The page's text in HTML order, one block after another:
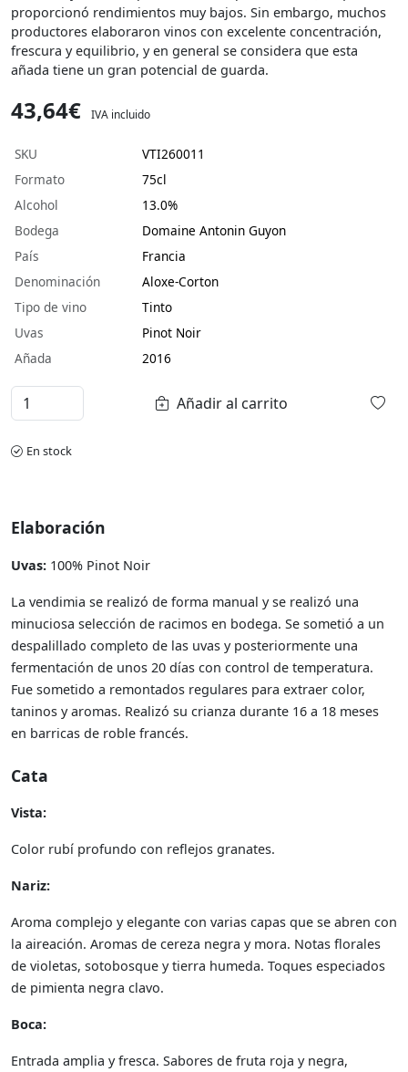
proporcionó rendimientos muy bajos. Sin embargo, muchos
productores elaboraron vinos con excelente concentración,
frescura y equilibrio, y en general se considera que esta
añada tiene un gran potencial de guarda.
43,64€ IVA incluido
SKU
VTI260011
Formato
75cl
Alcohol
13.0%
Bodega
Domaine Antonin Guyon
País
Francia
Denominación
Aloxe-Corton
Tipo de vino
Tinto
Uvas
Pinot Noir
Añada
2016
Añadir al carrito
En stock
Elaboración
Uvas: 100% Pinot Noir
La vendimia se realizó de forma manual y se realizó una
minuciosa selección de racimos en bodega. Se sometió a un
despalillado completo de las uvas y posteriormente una
fermentación de unos 20 días con control de temperatura.
Fue sometido a remontados regulares para extraer color,
taninos y aromas. Realizó su crianza durante 16 a 18 meses
en barricas de roble francés.
Cata
Vista:
Color rubí profundo con reflejos granates.
Nariz:
Aroma complejo y elegante con varias capas que se abren con
la aireación. Aromas de cereza negra y mora. Notas florales
de violetas, sotobosque y tierra humeda. Toques especiados
de pimienta negra clavo.
Boca:
Entrada amplia y fresca. Sabores de fruta roja y negra,